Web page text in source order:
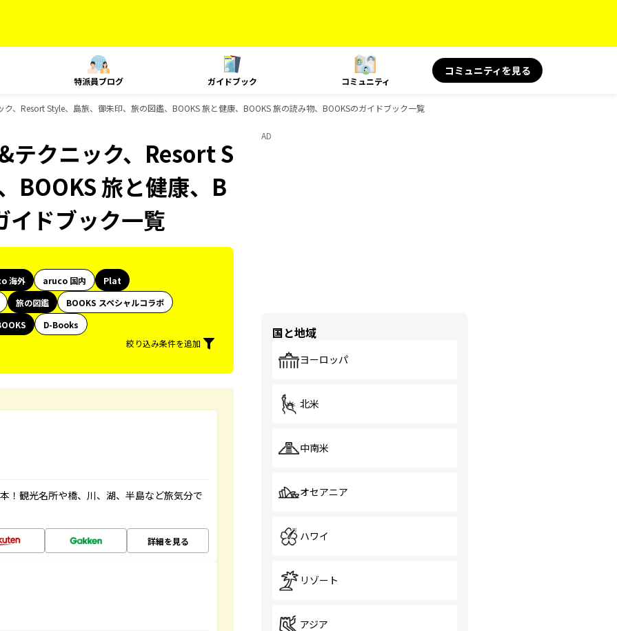
特派員ブログ ガイドブック コミュニティ
コミュニティを見る
、Resort Style、島旅、御朱印、旅の図鑑、BOOKS 旅と健康、BOOKS 旅の読み物、BOOKSのガイドブック一覧
クニック、Resort S
BOOKS 旅と健康、B
イドブック一覧
海外 aruco 国内
Plat
旅の図鑑
BOOKS スペシャルコラボ
D-Books
絞り込み条件を追加
！観光名所や橋、川、湖、半島など旅気分で
詳細を見る
AD
国と地域
ヨーロッパ
北米
中南米
オセアニア
ハワイ
リゾート
アジア